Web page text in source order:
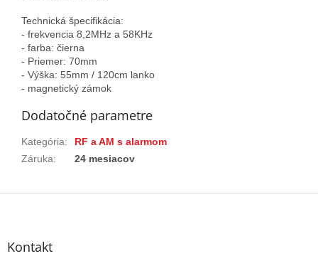
Technická špecifikácia:
- frekvencia 8,2MHz a 58KHz
- farba: čierna
- Priemer: 70mm
- Výška: 55mm / 120cm lanko
- magnetický zámok
Dodatočné parametre
Kategória:
RF a AM s alarmom
Záruka: 24 mesiacov
Z
Kontakt